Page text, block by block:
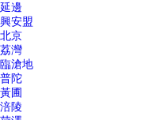
延邊
興安盟
北京
荔灣
臨滄地
普陀
黃圃
涪陵